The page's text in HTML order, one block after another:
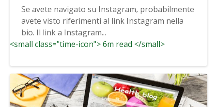
Se avete navigato su Instagram, probabilmente
avete visto riferimenti al link Instagram nella
bio. Il link a Instagram...
<small class="time-icon"> 6m read </small>